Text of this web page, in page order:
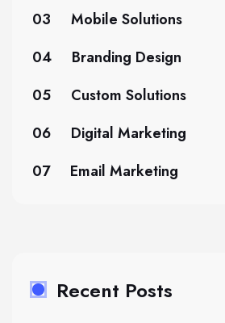
03
Mobile Solutions
04
Branding Design
05
Custom Solutions
06
Digital Marketing
07
Email Marketing
Recent Posts